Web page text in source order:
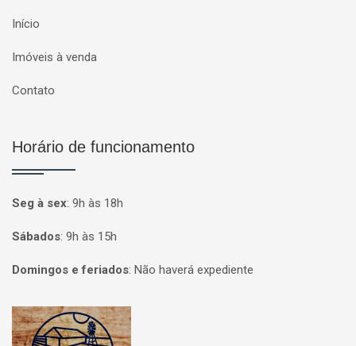
Início
Imóveis à venda
Contato
Horário de funcionamento
Seg à sex: 9h às 18h
Sábados: 9h às 15h
Domingos e feriados: Não haverá expediente
Página inicial